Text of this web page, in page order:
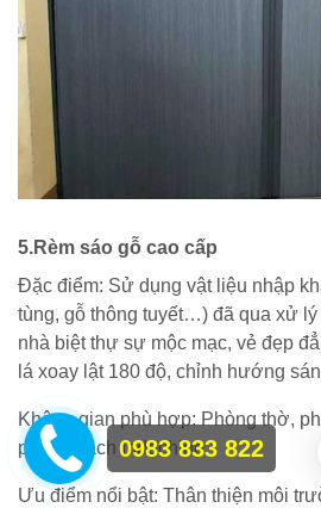
5.Rèm sáo gỗ cao cấp
Đặc điểm: Sử dụng vật liệu nhập
tùng, gỗ thông tuyết…) đã qua xử
nhà biệt thự sự mộc mạc, vẻ đẹp
lá xoay lật 180 độ, chỉnh hướng
Không gian phù hợp: Phòng thờ,
phong cách Indochine
Ưu điểm nổi bật: Thân thiện môi
0983 833 822